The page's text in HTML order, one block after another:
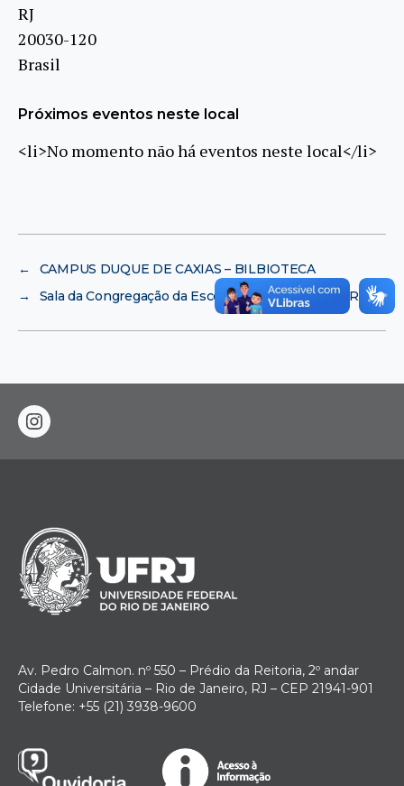
RJ
20030-120
Brasil
Próximos eventos neste local
<li>No momento não há eventos neste local</li>
←
CAMPUS DUQUE DE CAXIAS – BILBIOTECA
→
Sala da Congregação da Escola de Música (EM/UFRJ)
instagram
Av. Pedro Calmon. nº 550 – Prédio da Reitoria, 2º andar
Cidade Universitária – Rio de Janeiro, RJ – CEP 21941-901
Telefone: +55 (21) 3938-9600